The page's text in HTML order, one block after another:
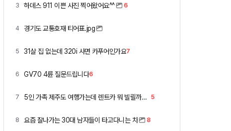
3 하데스 911 이쁜 사진 찍어왔어요^^ 6
4 경기도 교통호재 티어표.jpg
5 31살 집 없는데 320i 사면 카푸어인가요7
6 GV70 4륜 질문드립니다6
7 5인 가족 제주도 여행가는데 렌트카 뭐 빌릴까요 ㅎ 5
8 요즘 잘나가는 30대 남자들이 타고다니는 차 8